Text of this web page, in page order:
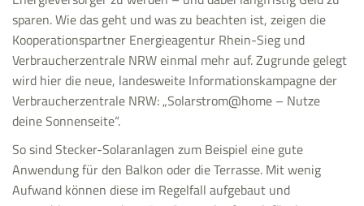
sparen. Wie das geht und was zu beachten ist, zeigen die
Kooperationspartner Energieagentur Rhein-Sieg und
Verbraucherzentrale NRW einmal mehr auf. Zugrunde gelegt
wird hier die neue, landesweite Informationskampagne der
Verbraucherzentrale NRW: „Solarstrom@home – Nutze
deine Sonnenseite“.
So sind Stecker-Solaranlagen zum Beispiel eine gute
Anwendung für den Balkon oder die Terrasse. Mit wenig
Aufwand können diese im Regelfall aufgebaut und